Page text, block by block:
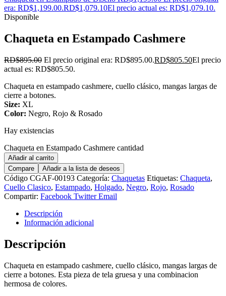
era: RD$1,199.00.RD$1,079.10El precio actual es: RD$1,079.10.
Disponible
Chaqueta en Estampado Cashmere
RD$895.00 El precio original era: RD$895.00.RD$805.50El precio
actual es: RD$805.50.
Chaqueta en estampado cashmere, cuello clásico, mangas largas de
cierre a botones.
Size: XL
Color: Negro, Rojo & Rosado
Hay existencias
Chaqueta en Estampado Cashmere cantidad
Añadir al carrito
Compare
Añadir a la lista de deseos
Código CGAF-00193 Categoría: Chaquetas Etiquetas: Chaqueta,
Cuello Clasico, Estampado, Holgado, Negro, Rojo, Rosado
Compartir: Facebook Twitter Email
Descripción
Información adicional
Descripción
Chaqueta en estampado cashmere, cuello clásico, mangas largas de
cierre a botones. Esta pieza de tela gruesa y una combinacion
hermosa de colores.